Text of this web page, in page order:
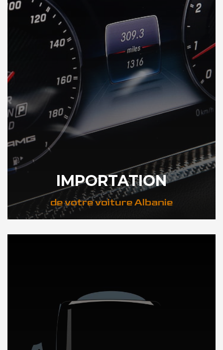
IMPORTATION
de votre voiture Albanie
DÉCOUVREZ NOTRE IMPORTATION AUTO en Albanie